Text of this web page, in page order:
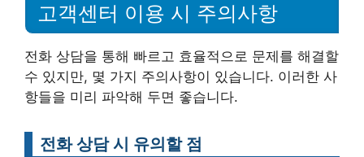
고객센터 이용 시 주의사항
전화 상담을 통해 빠르고 효율적으로 문제를 해결할
수 있지만, 몇 가지 주의사항이 있습니다. 이러한 사
항들을 미리 파악해 두면 좋습니다.
전화 상담 시 유의할 점